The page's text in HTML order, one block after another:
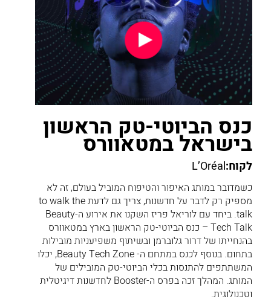
כנס הביוטי-טק הראשון
בישראל במטאוורס
לקוח:L’Oréal
כשמדובר במותג האיפור והטיפוח המוביל בעולם, זה לא
מספיק רק לדבר על חדשנות, צריך גם לדעת to walk the
talk. ביחד עם לוריאל פריז השקנו את אירוע ה-Beauty
Tech Talk – כנס הביוטי-טק הראשון בארץ במטאוורס
בהנחייתו של דרור גלוברמן ובשיתוף משפיעניות מובילות
בתחום. בנוסף לכנס במתחם ה- Beauty Tech Zone, יכלו
המשתתפים להתנסות בכלי הביוטי-טק המובילים של
המותג. המהלך זכה בפרס ה-Booster לחדשנות דיגיטלית
וטכנולוגית.